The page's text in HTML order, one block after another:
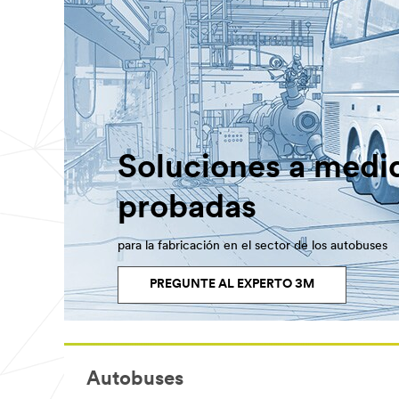
Soluciones a
probadas
para la fabricación en el sector de los autobuses
PREGUNTE AL EXPERTO 3M
Autobuses